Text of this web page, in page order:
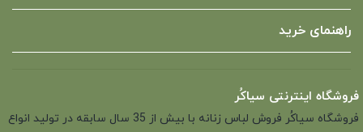
راهنمای خرید
فروشگاه اینترنتی سیاکُر
فروشگاه سیاکُر فروش لباس زنانه با بیش از 35 سال سابقه در تولید انواع